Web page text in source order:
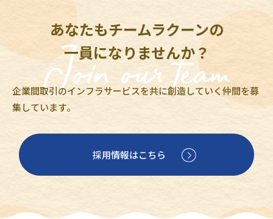
あなたもチームラクーンの
一員になりませんか？
企業間取引のインフラサービスを共に創造していく仲間を募
集しています。
採用情報はこちら